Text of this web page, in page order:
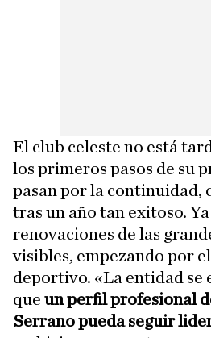
El club celeste no está
los primeros pasos de su
pasan por la continuidad,
tras un año tan exitoso.
renovaciones de las
visibles, empezando por
deportivo. «La entidad se
que un perfil profesional
Serrano pueda seguir